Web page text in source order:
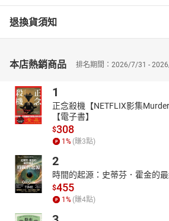
得的投資。
英國間諜頭子：「殺了他，該死，趕快殺了
於此同時，英、法等國也想盡辦法維持俄
是，他們還必須阻止列寧回家，必要時得除
界。這段旅程的計畫不斷修改，所經的國
滿了間諜。只是，各國想採取行動，卻拿
人類歷史上最重要的一班列車
本書生動刻劃列寧的人格特質，包括其暴
羅斯的邊境與民族認同問題，在書中所描
可看出明顯的歷史脈絡。
一百年後，列寧對世界的影響仍然無法抹
共產帝國的建造者，也是整個蘇聯時代的
啟發全世界的馬列主義者。世上少見任何
退換貨須知
本店熱銷商品 排名期間：2026/7/31 -
1
正念殺機【NETFLIX影集
【電子書】
$308
1 % (賺3點)
2
時間的起源：史蒂芬．霍金的最
$455
1 % (賺4點)